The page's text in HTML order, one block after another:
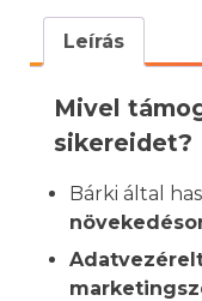
Leírás
Mivel
sikereidet?
Bárki által